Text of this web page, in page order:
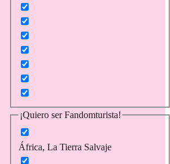
¡Quiero ser Fandomturista!
África, La Tierra Salvaje